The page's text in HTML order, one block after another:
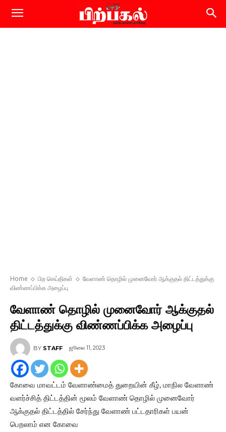
Home பிற செய்திகள்
வேளாண் தொழில் முனைவோர் ஆக்குதல் திட்டத்துக்கு
விண்ணப்பிக்க அழைப்பு
வேளாண் தொழில் முனைவோர் ஆக்குதல்
திட்டத்துக்கு விண்ணப்பிக்க அழைப்பு
BY STAFF ஜூலை 11, 2023
கோவை மாவட்டம் வேளாண்மைத் துறையின் கீழ், மாநில வேளாண்
வளர்ச்சித் திட்டத்தின் மூலம் வேளாண் தொழில் முனைவோர்
ஆக்குதல் திட்டத்தில் சேர்ந்து வேளாண் பட்டதாரிகள் பயன்
பெறலாம் என கோவை